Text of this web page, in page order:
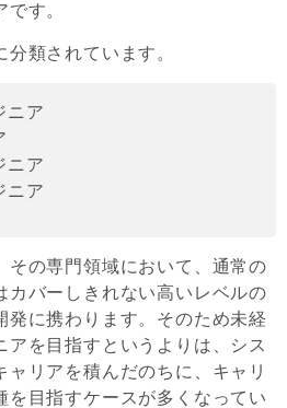
す。
類されています。
ニア
ニア
ニア
その専門領域において、通常の
カバーしきれない高いレベルの
発に携わります。そのため未経
アを目指すというよりは、シス
ャリアを積んだのちに、キャリ
を目指すケースが多くなってい